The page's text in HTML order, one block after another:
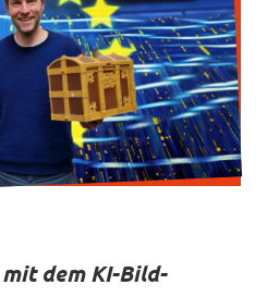
by Volt - Podcast
dem KI-Bild-